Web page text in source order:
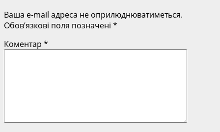
Ваша e-mail адреса не оприлюднюватиметься.
Обов’язкові поля позначені *
Коментар *